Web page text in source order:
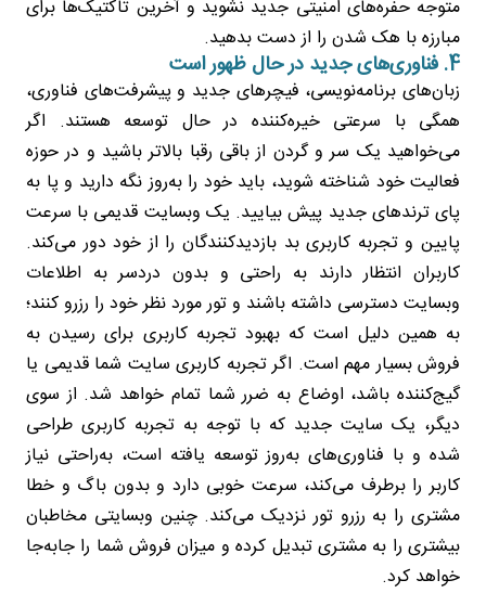
متوجه حفره‌های امنیتی جدید نشوید و آخرین تاکتیک‌ها برای
مبارزه با هک شدن را از دست بدهید.
4. فناوری‌های جدید در حال ظهور است
زبان‌های برنامه‌نویسی، فیچرهای جدید و پیشرفت‌های فناوری،
همگی با سرعتی خیره‌کننده در حال توسعه هستند. اگر
می‌خواهید یک سر و گردن از باقی رقبا بالاتر باشید و در حوزه
فعالیت خود شناخته شوید، باید خود را به‌روز نگه دارید و پا به
پای ترندهای جدید پیش بیایید. یک وبسایت قدیمی با سرعت
پایین و تجربه کاربری بد بازدیدکنندگان را از خود دور می‌کند.
کاربران انتظار دارند به راحتی و بدون دردسر به اطلاعات
وبسایت دسترسی داشته باشند و تور مورد نظر خود را رزرو کنند؛
به همین دلیل است که بهبود تجربه کاربری برای رسیدن به
فروش بسیار مهم است. اگر تجربه کاربری سایت شما قدیمی یا
گیج‌کننده باشد، اوضاع به ضرر شما تمام خواهد شد. از سوی
دیگر، یک سایت جدید که با توجه به تجربه کاربری طراحی
شده و با فناوری‌های به‌روز توسعه یافته است، به‌راحتی نیاز
کاربر را برطرف می‌کند، سرعت خوبی دارد و بدون باگ و خطا
مشتری را به رزرو تور نزدیک می‌کند. چنین وبسایتی مخاطبان
بیشتری را به مشتری تبدیل کرده و میزان فروش شما را جابه‌جا
خواهد کرد.